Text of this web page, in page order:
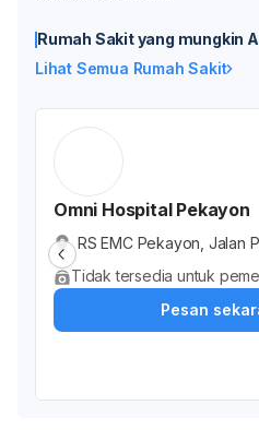
Rumah Sakit yang mungkin
Lihat Semua Rumah Sakit
Omni Hospital Pekayon
RS EMC Pekayon, Jalan
1/RW.021, Pekayon Jaya,
Barat, Indonesia
Tidak tersedia untuk
Pesan